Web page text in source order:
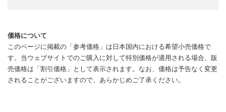
価格について
このページに掲載の「参考価格」は日本国内における希望小売価格で
す。当ウェブサイトでのご購入に対して特別価格が適用される場合、販
売価格は「割引価格」として表示されます。なお、価格は予告なく変更
されることがございますので、あらかじめご了承ください。